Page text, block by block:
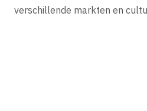
verschillende markten en